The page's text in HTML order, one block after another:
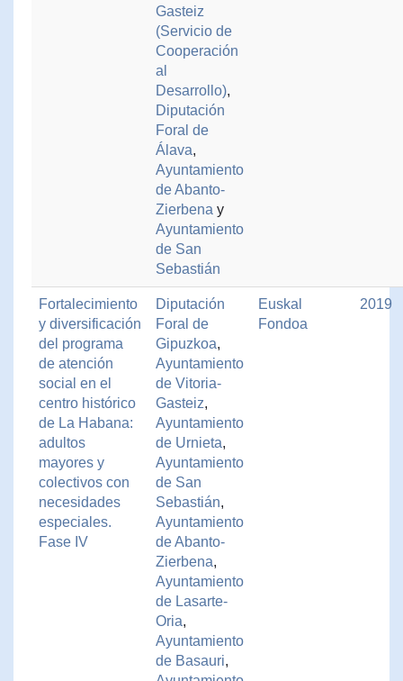
Gasteiz
(Servicio de
Cooperación
al
Desarrollo),
Diputación
Foral de
Álava,
Ayuntamiento
de Abanto-
Zierbena y
Ayuntamiento
de San
Sebastián
Fortalecimiento
y diversificación
del programa
de atención
social en el
centro histórico
de La Habana:
adultos
mayores y
colectivos con
necesidades
especiales.
Fase IV
Diputación
Foral de
Gipuzkoa,
Ayuntamiento
de Vitoria-
Gasteiz,
Ayuntamiento
de Urnieta,
Ayuntamiento
de San
Sebastián,
Ayuntamiento
de Abanto-
Zierbena,
Ayuntamiento
de Lasarte-
Oria,
Ayuntamiento
de Basauri,
Euskal
Fondoa
2019